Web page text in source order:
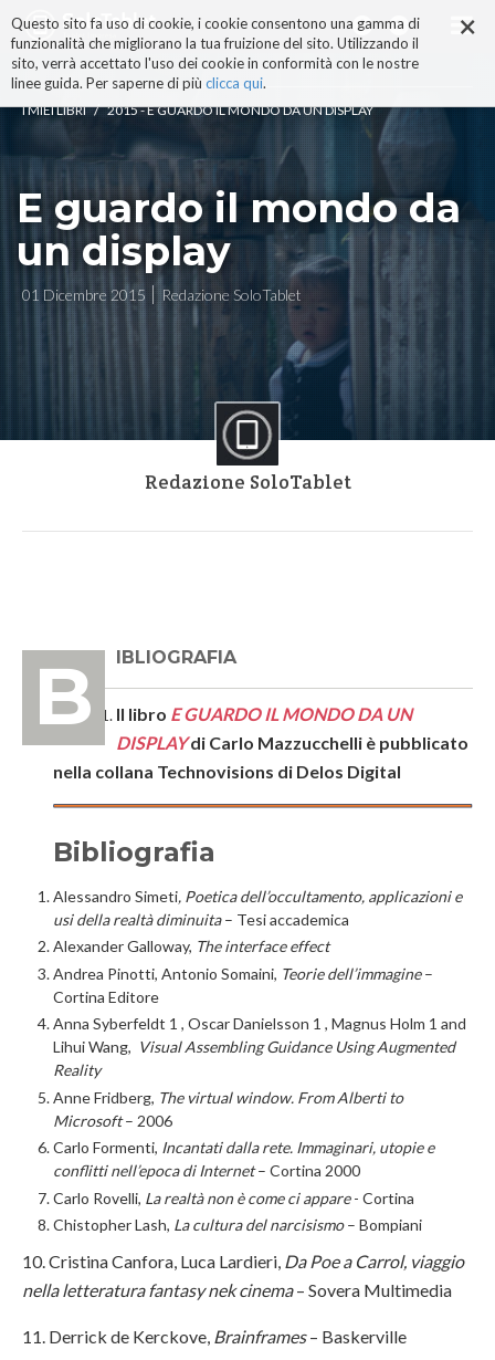
×
Questo sito fa uso di cookie, i cookie consentono una gamma di
funzionalità che migliorano la tua fruizione del sito. Utilizzando il
sito, verrà accettato l'uso dei cookie in conformità con le nostre
linee guida. Per saperne di più clicca qui.
ai
contenuti.
|
alla
navigazione
I MIEI LIBRI / 2015 - E GUARDO IL MONDO DA UN DISPLAY
E guardo il mondo da
un display
01 Dicembre 2015 Redazione SoloTablet
Redazione SoloTablet
BIBLIOGRAFIA
Il libro E GUARDO IL MONDO DA UN
DISPLAYdi Carlo Mazzucchelli è pubblicato
nella collana Technovisions di Delos Digital
Bibliografia
Alessandro Simeti, Poetica dell’occultamento, applicazioni e
usi della realtà diminuita– Tesi accademica
Alexander Galloway, The interface effect
Andrea Pinotti, Antonio Somaini, Teorie dell’immagine–
Cortina Editore
Anna Syberfeldt 1 , Oscar Danielsson 1 , Magnus Holm 1 and
Lihui Wang, Visual Assembling Guidance Using Augmented
Reality
Anne Fridberg, The virtual window. From Alberti to
Microsoft– 2006
Carlo Formenti, Incantati dalla rete. Immaginari, utopie e
conflitti nell’epoca di Internet– Cortina 2000
Carlo Rovelli, La realtà non è come ci appare- Cortina
Chistopher Lash, La cultura del narcisismo– Bompiani
10. Cristina Canfora, Luca Lardieri, Da Poe a Carrol, viaggio
nella letteratura fantasy nek cinema– Sovera Multimedia
11. Derrick de Kerckove, Brainframes– Baskerville